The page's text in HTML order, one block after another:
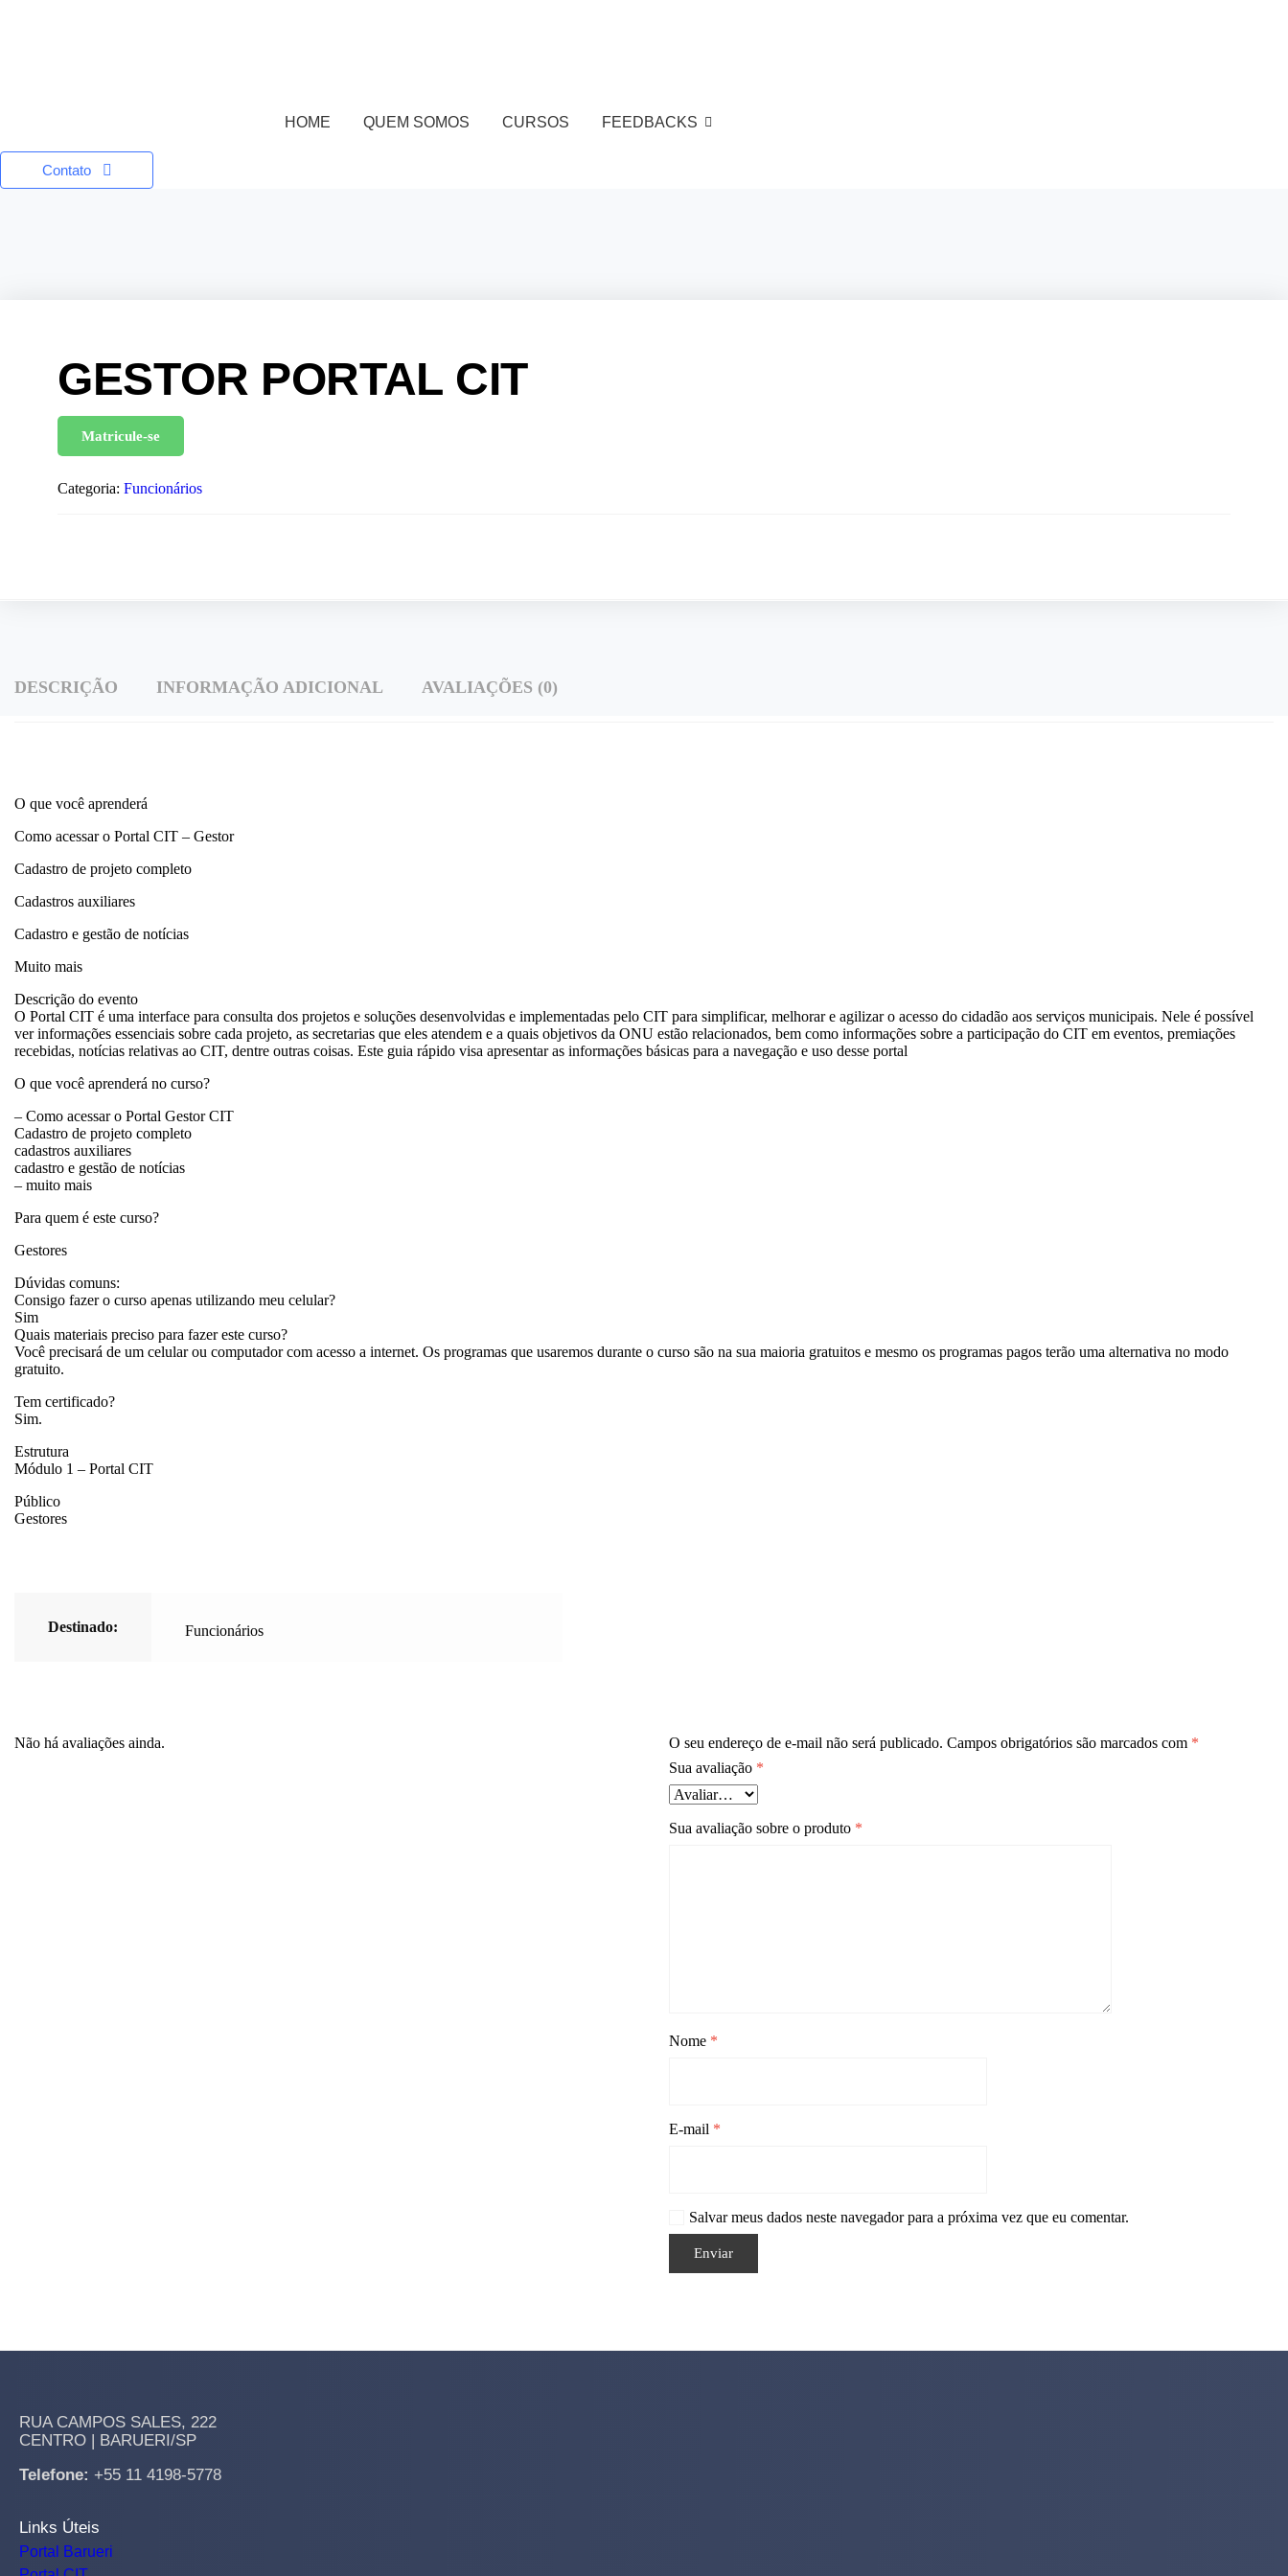
HOME QUEM SOMOS CURSOS FEEDBACKS
Contato
GESTOR PORTAL CIT
Matricule-se
Categoria: Funcionários
DESCRIÇÃO INFORMAÇÃO ADICIONAL AVALIAÇÕES (0)
O que você aprenderá
Como acessar o Portal CIT – Gestor
Cadastro de projeto completo
Cadastros auxiliares
Cadastro e gestão de notícias
Muito mais
Descrição do evento
O Portal CIT é uma interface para consulta dos projetos e soluções desenvolvidas e implementadas pelo CIT para simplificar, melhorar e agilizar o acesso do cidadão aos serviços municipais. Nele é possível
ver informações essenciais sobre cada projeto, as secretarias que eles atendem e a quais objetivos da ONU estão relacionados, bem como informações sobre a participação do CIT em eventos, premiações
recebidas, notícias relativas ao CIT, dentre outras coisas. Este guia rápido visa apresentar as informações básicas para a navegação e uso desse portal
O que você aprenderá no curso?
– Como acessar o Portal Gestor CIT
Cadastro de projeto completo
cadastros auxiliares
cadastro e gestão de notícias
– muito mais
Para quem é este curso?
Gestores
Dúvidas comuns:
Consigo fazer o curso apenas utilizando meu celular?
Sim
Quais materiais preciso para fazer este curso?
Você precisará de um celular ou computador com acesso a internet. Os programas que usaremos durante o curso são na sua maioria gratuitos e mesmo os programas pagos terão uma alternativa no modo
gratuito.
Tem certificado?
Sim.
Estrutura
Módulo 1 – Portal CIT
Público
Gestores
Destinado: Funcionários
Não há avaliações ainda. O seu endereço de e-mail não será publicado. Campos obrigatórios são marcados com *
Sua avaliação *
Sua avaliação sobre o produto *
Nome *
E-mail *
Salvar meus dados neste navegador para a próxima vez que eu comentar.
RUA CAMPOS SALES, 222
CENTRO | BARUERI/SP
Telefone: +55 11 4198-5778
Links Úteis
Portal Barueri